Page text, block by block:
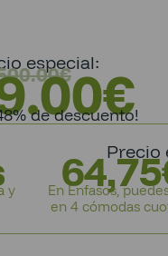
especial:
€ €
de descuento!
y
Precio
En Enfasos,
en 4 cómodas